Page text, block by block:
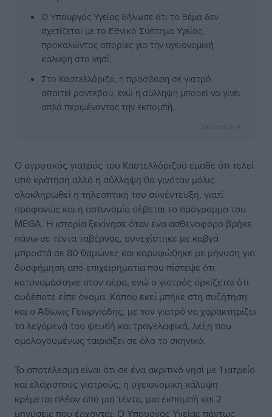
Ο Υπουργός Υγείας δήλωσε ότι το θέμα δεν
σχετίζεται με το Εθνικό Σύστημα Υγείας,
προκαλώντας απορίες για την υγειονομική
κάλυψη στο νησί.
Στο Καστελλόριζο, η πρόσβαση σε γιατρό
απαιτεί ραντεβού, ενώ η σύλληψη μπορεί να γίνει
απλά περιμένοντας την εκπομπή.
Ο αγροτικός γιατρός του Καστελλόριζου έμαθε ότι τελεί
υπό κράτηση αλλά η σύλληψη θα γινόταν μόλις
ολοκληρωθεί η τηλεοπτική του συνέντευξη, γιατί
προφανώς και η αστυνομία σέβεται το πρόγραμμα του
MEGA. Η ιστορία ξεκίνησε όταν ένα ασθενοφόρο βρήκε
πάνω σε τέντα ταβέρνας, συνεχίστηκε με καβγά
μπροστά σε 80 θαμώνες και κορυφώθηκε με μήνυση για
δυσφήμηση από επιχειρηματία που πίστεψε ότι
κατονομάστηκε στον αέρα, ενώ ο γιατρός ορκίζεται ότι
ουδέποτε είπε όνομα. Κάπου εκεί μπήκε στη συζήτηση
και ο Άδωνις Γεωργιάδης, με τον γιατρό να χαρακτηρίζει
τα λεγόμενά του ψευδή και τραγελαφικά, λέξη που
ομολογουμένως ταιριάζει σε όλο το σκηνικό.
Το αποτέλεσμα είναι ότι σε ένα ακριτικό νησί με 1 ιατρείο
και ελάχιστους γιατρούς, η υγειονομική κάλυψη
κρέμεται πλέον από μια τέντα, μια εκπομπή και 2
μηνύσεις που έρχονται. Ο Υπουργός Υγείας πάντως